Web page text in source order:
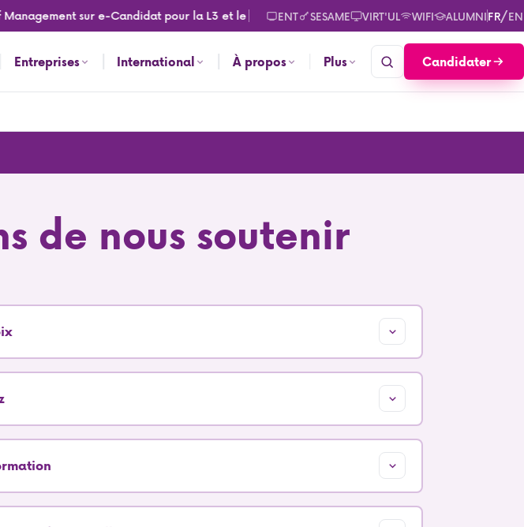
sur e-Candidat pour la L3 et le M2. Consultez les calendriers des rentrées pour
ENT SESAME VIRT'UL WIFI ALUMNIFR/EN
Entreprises International À propos Plus Candidater
de nous soutenir